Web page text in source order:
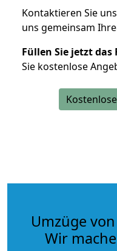
Kontaktieren Sie
uns gemeinsam
Füllen Sie jetzt
Sie kostenlose
Umzüge
Wir